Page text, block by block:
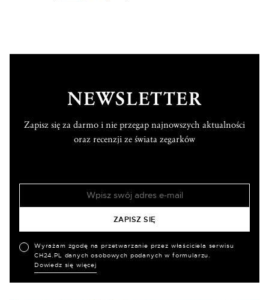
NEWSLETTER
Zapisz się za darmo i nie przegap najnowszych aktualności
oraz recenzji ze świata zegarków
Wyrażam zgodę na przetwarzanie przez właściciela serwisu
CH24.PL danych osobowych podanych w formularzu.
Dowiedz się więcej